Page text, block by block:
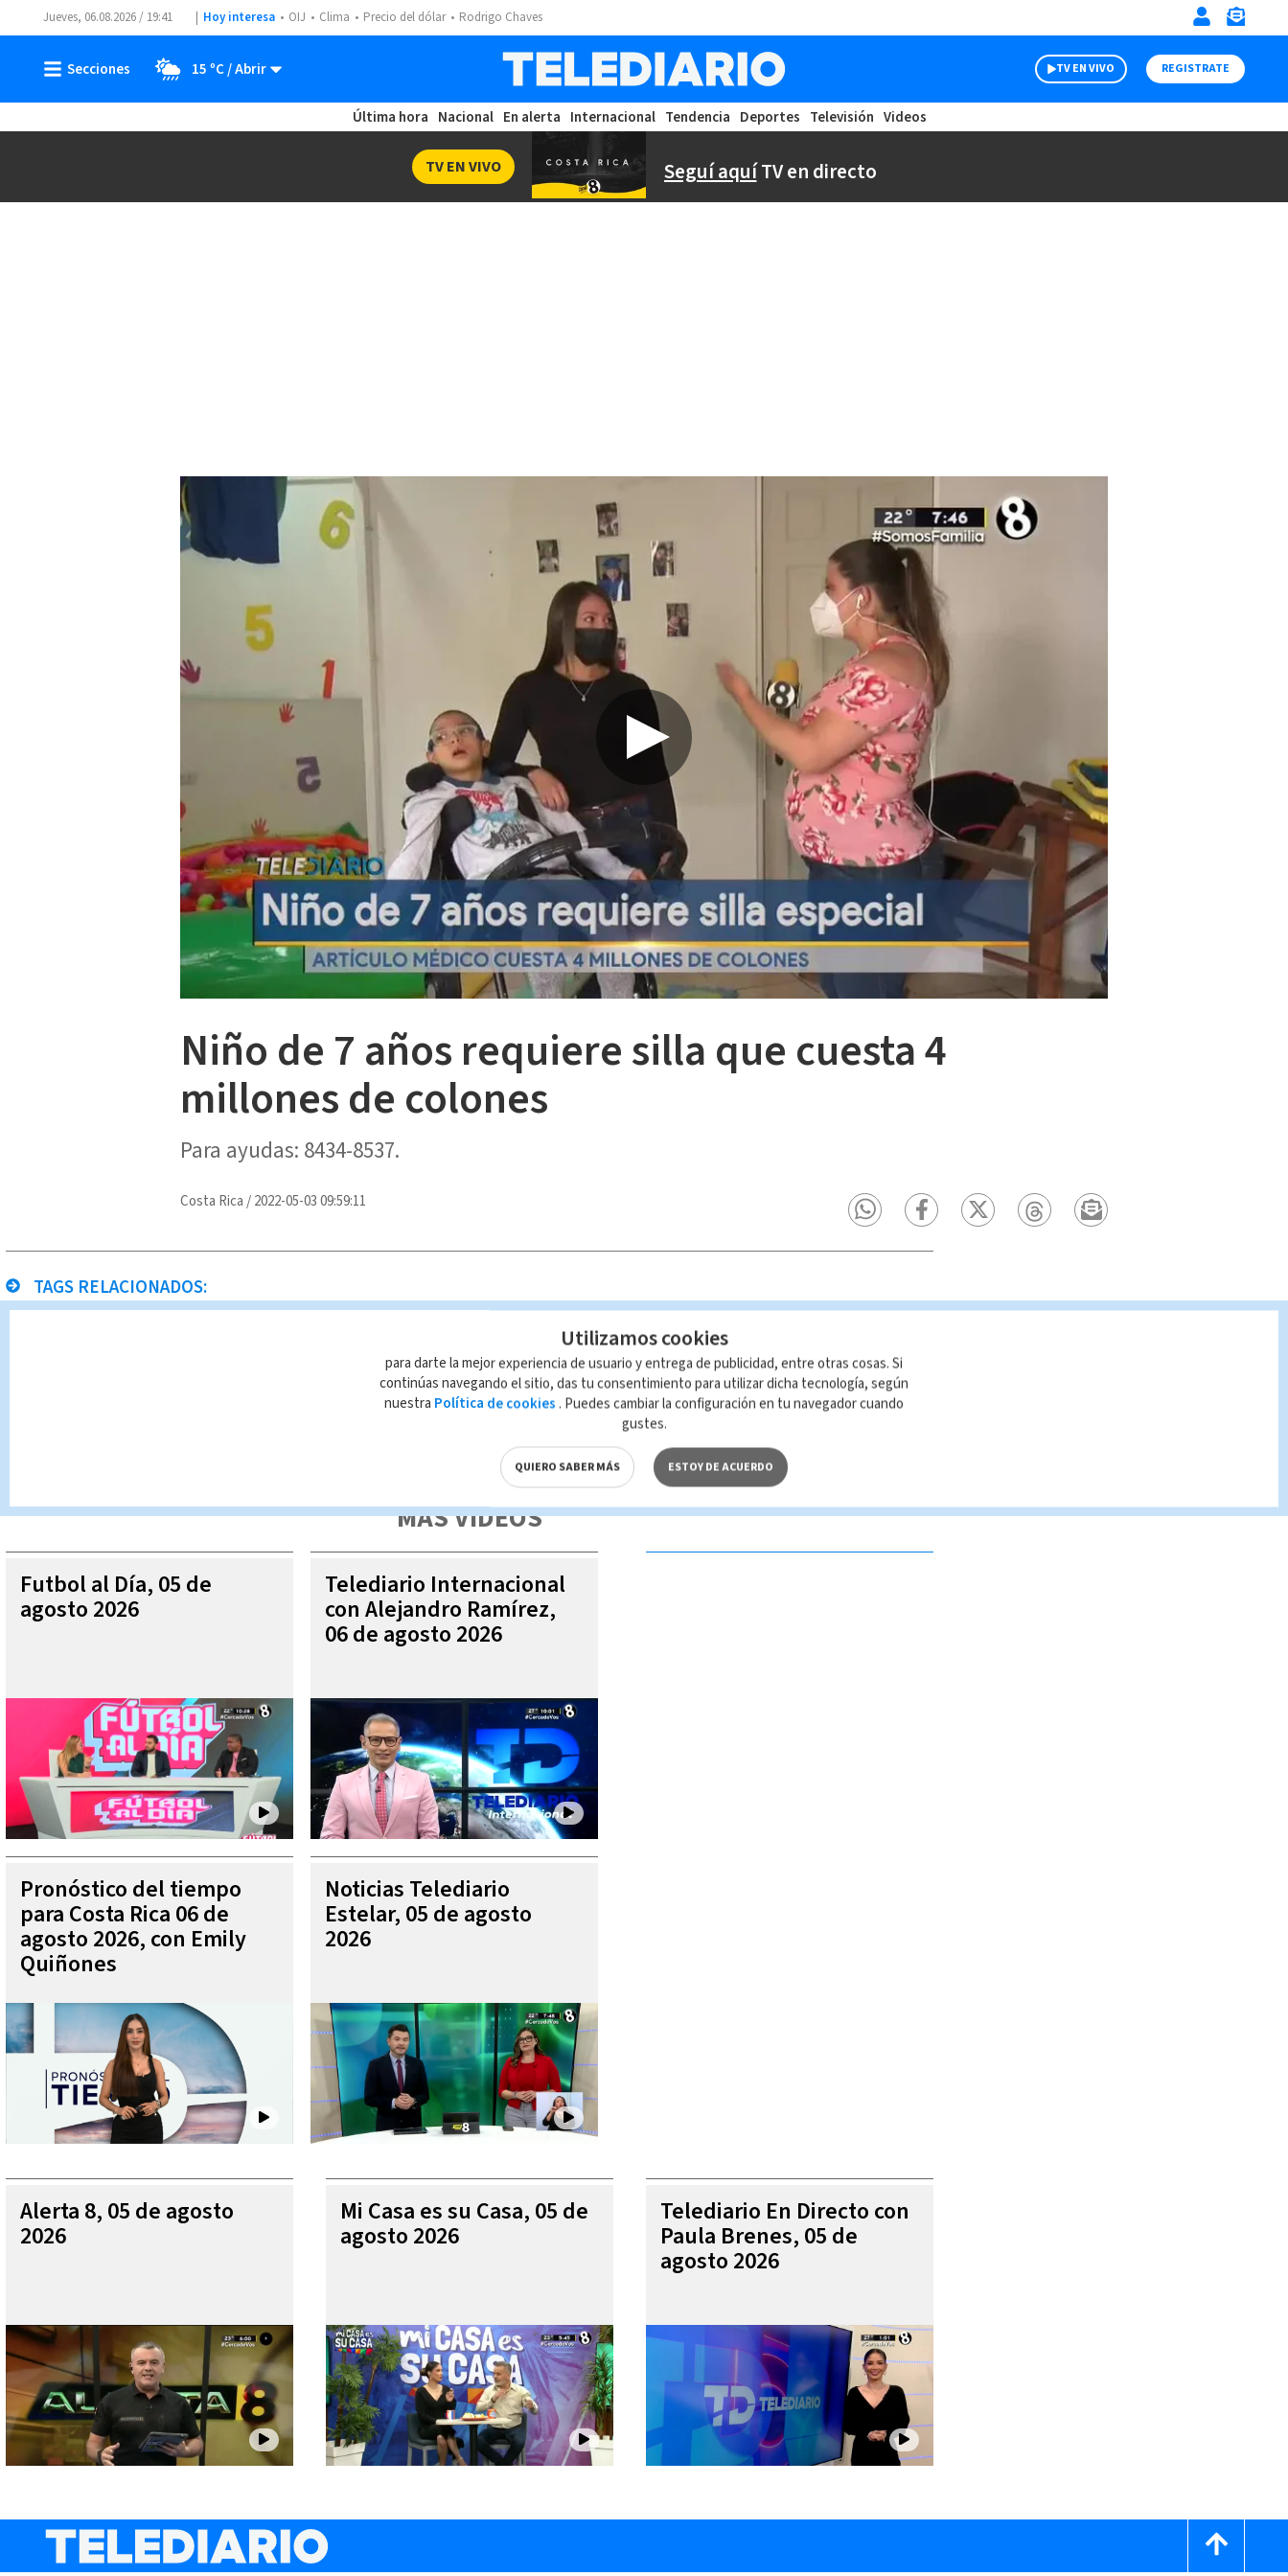
Jueves, 06.08.2026 / 19:41 Hoy interesa OIJ Clima Precio del dólar Rodrigo Chaves
15 ºC TV EN VIVO REGISTRATE
Última hora Nacional En alerta Internacional Tendencia Deportes Televisión Videos
Seguí aquíTV en directo
TV EN VIVO
Niño de 7 años requiere silla que cuesta 4
millones de colones
Para ayudas: 8434-8537.
Costa Rica /2022-05-03 09:59:11
TAGS RELACIONADOS:
parálisis cerebral
Queda prohibida la reproducción total o parcial del contenido de esta página, mismo que es propiedad de TELEDIARIO; su reproducción no
autorizada constituye una infracción y un delito de conformidad con las leyes aplicables.
MÁS VIDEOS
Futbol al Día, 05 de
agosto 2026
Telediario Internacional
con Alejandro Ramírez,
06 de agosto 2026
Pronóstico del tiempo
para Costa Rica 06 de
agosto 2026, con Emily
Quiñones
Noticias Telediario
Estelar, 05 de agosto
2026
Alerta 8, 05 de agosto
2026
Mi Casa es su Casa, 05 de
agosto 2026
Telediario En Directo con
Paula Brenes, 05 de
agosto 2026
Utilizamos cookies
para darte la mejor experiencia de usuario y entrega de publicidad, entre otras cosas. Si
continúas navegando el sitio, das tu consentimiento para utilizar dicha tecnología, según
nuestra Política de cookies . Puedes cambiar la configuración en tu navegador cuando
gustes.
QUIERO SABER MÁS ESTOY DE ACUERDO